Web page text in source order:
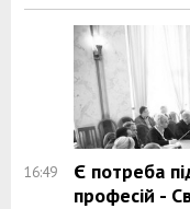
16:49
Є потреба
професій -